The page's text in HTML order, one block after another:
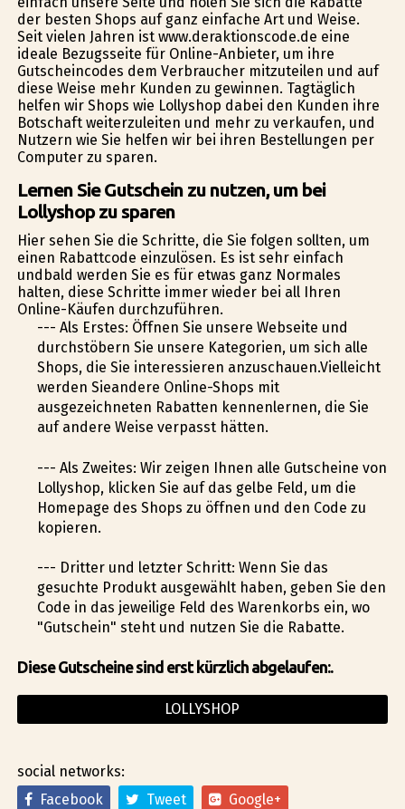
der besten Shops auf ganz einfache Art und Weise.
Seit vielen Jahren ist www.deraktionscode.de eine
ideale Bezugsseite für Online-Anbieter, um ihre
Gutscheincodes dem Verbraucher mitzuteilen und auf
diese Weise mehr Kunden zu gewinnen. Tagtäglich
helfen wir Shops wie Lollyshop dabei den Kunden ihre
Botschaft weiterzuleiten und mehr zu verkaufen, und
Nutzern wie Sie helfen wir bei ihren Bestellungen per
Computer zu sparen.
Lernen Sie Gutschein zu nutzen, um bei
Lollyshop zu sparen
Hier sehen Sie die Schritte, die Sie folgen sollten, um
einen Rabattcode einzulösen. Es ist sehr einfach
undbald werden Sie es für etwas ganz Normales
halten, diese Schritte immer wieder bei all Ihren
Online-Käufen durchzuführen.
--- Als Erstes: Öffnen Sie unsere Webseite und
durchstöbern Sie unsere Kategorien, um sich alle
Shops, die Sie interessieren anzuschauen.Vielleicht
werden Sieandere Online-Shops mit
ausgezeichneten Rabatten kennenlernen, die Sie
auf andere Weise verpasst hätten.
--- Als Zweites: Wir zeigen Ihnen alle Gutscheine von
Lollyshop, klicken Sie auf das gelbe Feld, um die
Homepage des Shops zu öffnen und den Code zu
kopieren.
--- Dritter und letzter Schritt: Wenn Sie das
gesuchte Produkt ausgewählt haben, geben Sie den
Code in das jeweilige Feld des Warenkorbs ein, wo
"Gutschein" steht und nutzen Sie die Rabatte.
Diese Gutscheine sind erst kürzlich abgelaufen:.
LOLLYSHOP
social networks:
Facebook
Tweet Google+